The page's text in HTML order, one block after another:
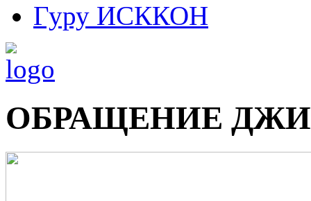
Гуру ИСККОН
ОБРАЩЕНИЕ